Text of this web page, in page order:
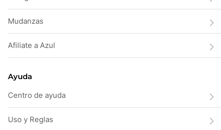
Mudanzas
Afiliate a Azul
Ayuda
Centro de ayuda
Uso y Reglas